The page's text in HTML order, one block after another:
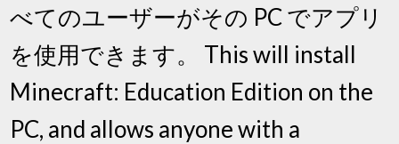
べてのユーザーがその PC でアプリ
を使用できます。 This will install
Minecraft: Education Edition on the
PC, and allows anyone with a